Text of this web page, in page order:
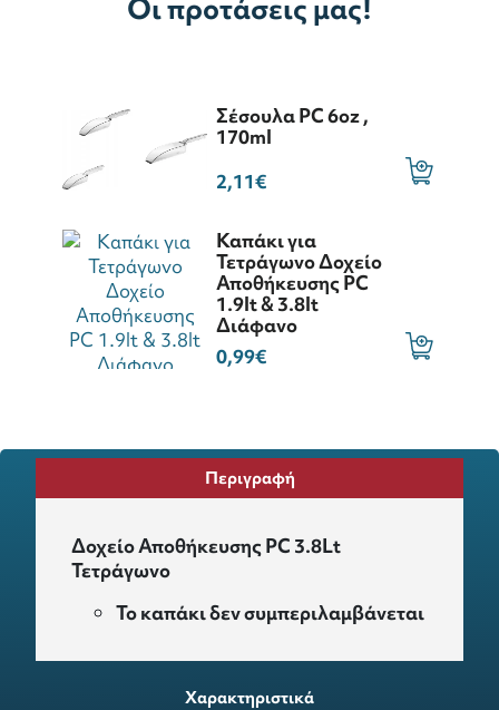
Οι προτάσεις μας!
Σέσουλα PC 6oz ,
170ml
2,11€
Καπάκι για
Τετράγωνο Δοχείο
Αποθήκευσης PC
1.9lt & 3.8lt
Διάφανο
0,99€
Περιγραφή
Δοχείο Αποθήκευσης PC 3.8Lt
Τετράγωνο
Το καπάκι δεν συμπεριλαμβάνεται
Χαρακτηριστικά